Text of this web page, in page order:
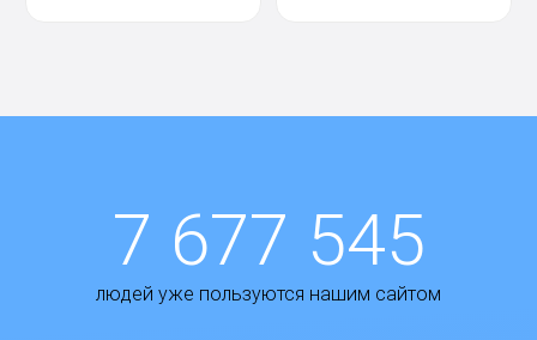
7 677 545
людей уже пользуются нашим сайтом